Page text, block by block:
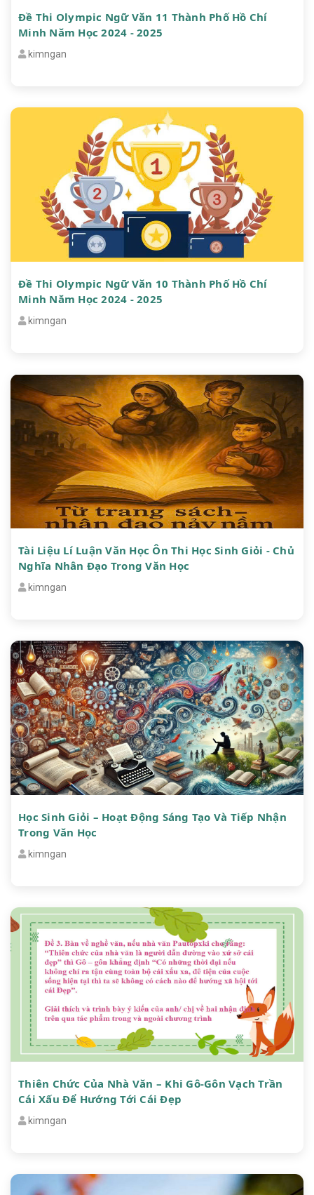
Đề Thi Olympic Ngữ Văn 11 Thành Phố Hồ Chí
Minh Năm Học 2024 - 2025
kimngan
Đề Thi Olympic Ngữ Văn 10 Thành Phố Hồ Chí
Minh Năm Học 2024 - 2025
kimngan
Tài Liệu Lí Luận Văn Học Ôn Thi Học Sinh Giỏi - Chủ
Nghĩa Nhân Đạo Trong Văn Học
kimngan
Học Sinh Giỏi – Hoạt Động Sáng Tạo Và Tiếp Nhận
Trong Văn Học
kimngan
Thiên Chức Của Nhà Văn – Khi Gô-Gôn Vạch Trần
Cái Xấu Để Hướng Tới Cái Đẹp
kimngan